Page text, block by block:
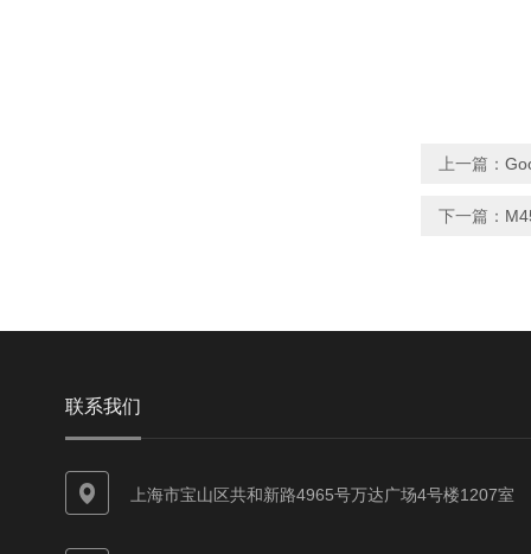
上一篇：
下一篇：
联系我们
上海市宝山区共和新路4965号万达广场4号楼1207室